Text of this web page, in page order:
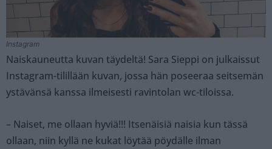
Instagram
Naiskauneutta kuvan täydeltä! Sara Sieppi on julkaissut
Instagram-tilillään kuvan, jossa hän poseeraa seitsemän
ystävänsä kanssa ilmeisesti ravintolan wc-tiloissa.
– Naiset, me ollaan hyviä!!! Itsenäisiä naisia kun tässä
ollaan, niin kyllä ne kukat löytää pöydälle ilman